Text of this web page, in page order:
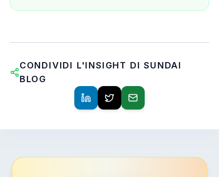
CONDIVIDI L'INSIGHT DI SUNDAI
BLOG